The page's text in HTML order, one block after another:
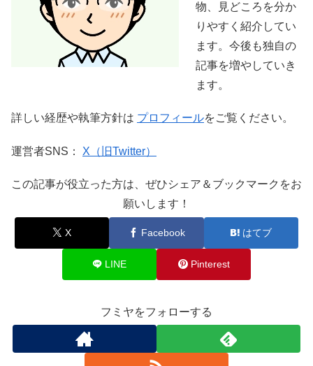
物、見どころを分か
りやすく紹介してい
ます。今後も独自の
記事を増やしていき
ます。
詳しい経歴や執筆方針は プロフィールをご覧ください。
運営者SNS： X（旧Twitter）
この記事が役立った方は、ぜひシェア＆ブックマークをお
願いします！
X Facebook はてブ
LINE Pinterest
フミヤをフォローする